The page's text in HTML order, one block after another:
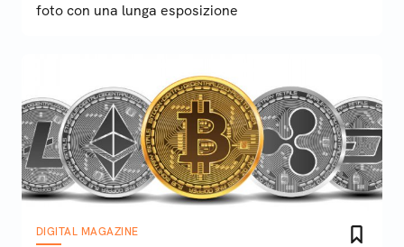
foto con una lunga esposizione
DIGITAL MAGAZINE